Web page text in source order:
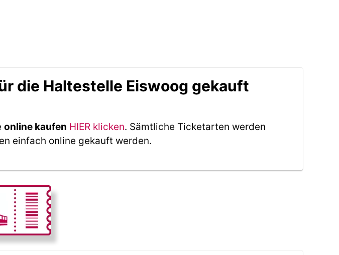
die Haltestelle Eiswoog gekauft
online kaufen HIER klicken. Sämtliche Ticketarten werden
einfach online gekauft werden.